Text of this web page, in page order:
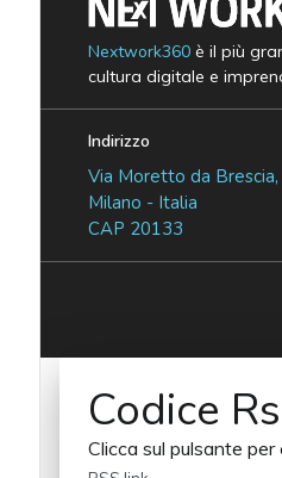
Nextwork360è il più
cultura digitale e
Indirizzo
Via Moretto da
Milano - Italia
CAP 20133
Codice
Clicca sul pulsante per